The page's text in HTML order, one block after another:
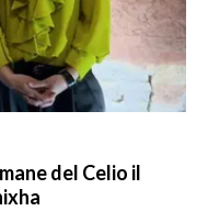
del Celio il